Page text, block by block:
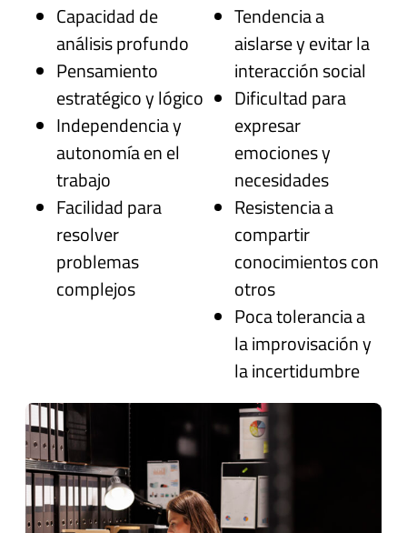
Capacidad de
análisis profundo
Pensamiento
estratégico y lógico
Independencia y
autonomía en el
trabajo
Facilidad para
resolver
problemas
complejos
Tendencia a
aislarse y evitar la
interacción social
Dificultad para
expresar
emociones y
necesidades
Resistencia a
compartir
conocimientos con
otros
Poca tolerancia a
la improvisación y
la incertidumbre